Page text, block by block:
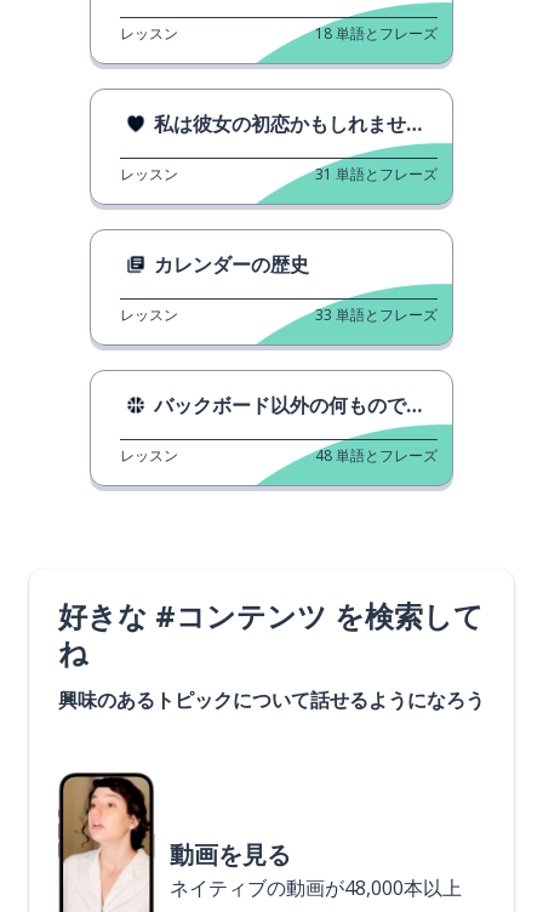
レッスン 18単語とフレーズ
私は彼女の初恋かもしれません。
レッスン 31 単語とフレーズ
カレンダーの歴史
レッスン 33 単語とフレーズ
バックボード以外の何ものでもない
レッスン 48単語とフレーズ
好きな #コンテンツ を検索して
ね
興味のあるトピックについて話せるようになろう
動画を見る
ネイティブの動画が48,000本以上